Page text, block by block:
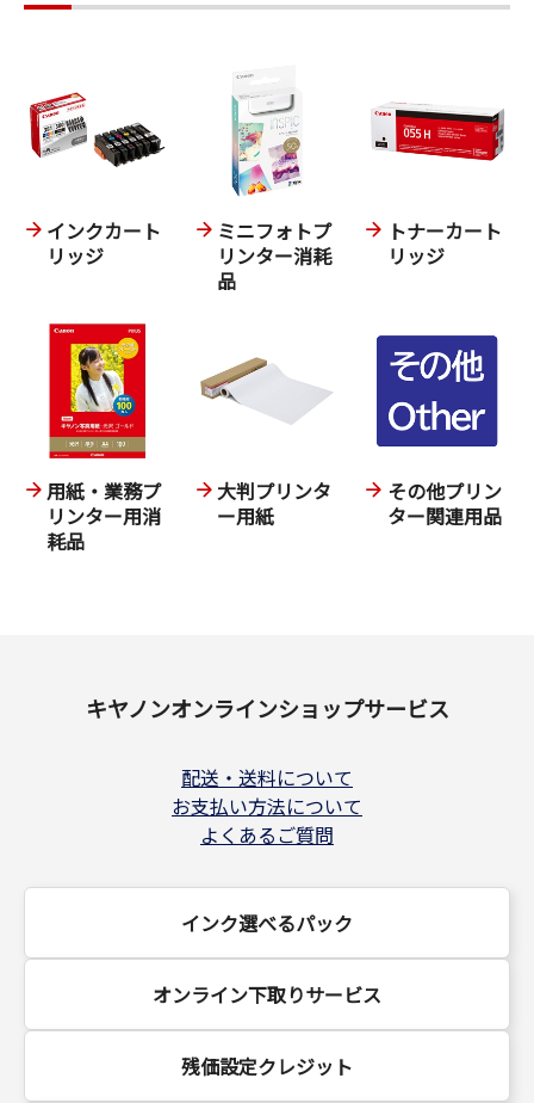
インクカート
リッジ
ミニフォトプ
リンター消耗
品
トナーカート
リッジ
用紙・業務プ
リンター用消
耗品
大判プリンタ
ー用紙
その他プリン
ター関連用品
キヤノンオンラインショップサービス
配送・送料について
お支払い方法について
よくあるご質問
インク選べるパック
オンライン下取りサービス
残価設定クレジット